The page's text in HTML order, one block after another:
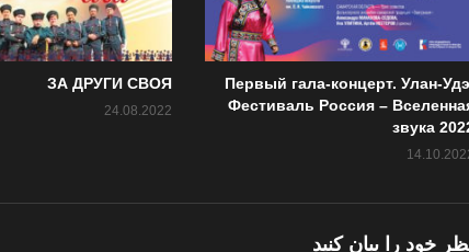
Первый гала-концерт. Улан-
Фестиваль Россия –
звука
ЗА ДРУГИ СВОЯ
24.08.2022
خود را یبان کنید